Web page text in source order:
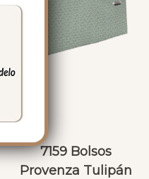
7159 Bolsos
Provenza Tulipán